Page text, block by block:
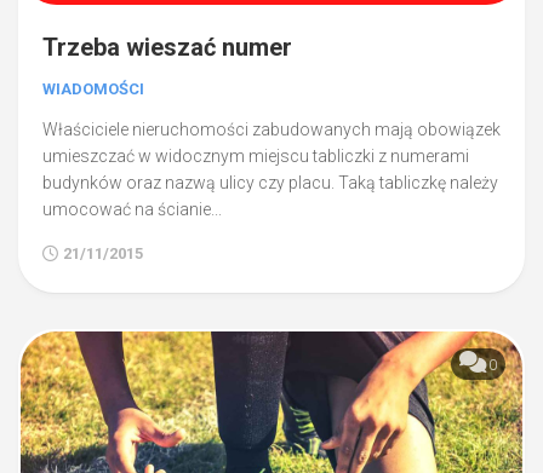
Trzeba wieszać numer
WIADOMOŚCI
Właściciele nieruchomości zabudowanych mają obowiązek
umieszczać w widocznym miejscu tabliczki z numerami
budynków oraz nazwą ulicy czy placu. Taką tabliczkę należy
umocować na ścianie...
21/11/2015
0